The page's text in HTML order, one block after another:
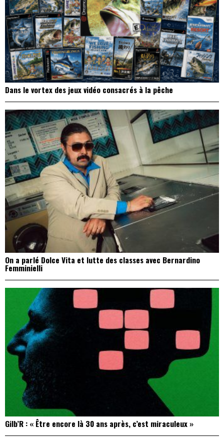
Dans le vortex des jeux vidéo consacrés à la pêche
On a parlé Dolce Vita et lutte des classes avec Bernardino
Femminielli
Gilb’R : « Être encore là 30 ans après, c’est miraculeux »